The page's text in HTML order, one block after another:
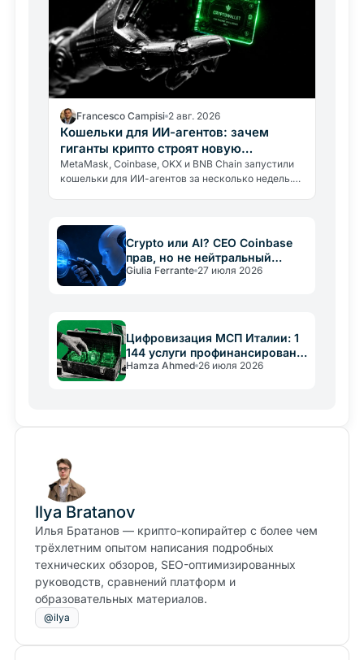
Francesco Campisi 2 авг. 2026
Кошельки для ИИ-агентов: зачем
гиганты крипто строят новую
инфраструктуру
MetaMask, Coinbase, OKX и BNB Chain запустили
кошельки для ИИ-агентов за несколько недель.
Crypto или AI? CEO Coinbase
прав, но не нейтральный
арбитр
Giulia Ferrante 27 июля 2026
Цифровизация МСП Италии: 1
144 услуги профинансированы
PNRR
Hamza Ahmed 26 июля 2026
Ilya Bratanov
Илья Братанов — крипто-копирайтер с более чем
трёхлетним опытом написания подробных
технических обзоров, SEO-оптимизированных
руководств, сравнений платформ и
образовательных материалов.
@ilya